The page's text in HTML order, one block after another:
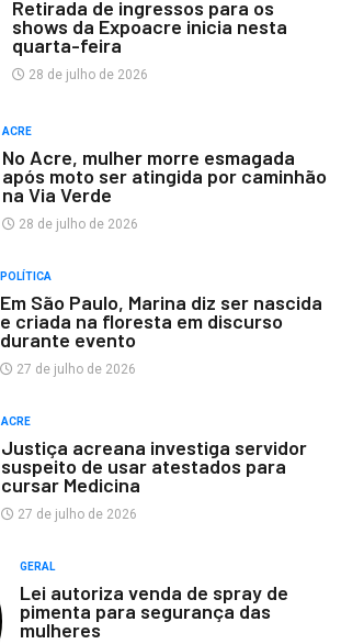
Retirada de ingressos para os
shows da Expoacre inicia nesta
quarta-feira
28 de julho de 2026
ACRE
No Acre, mulher morre esmagada
após moto ser atingida por caminhão
na Via Verde
28 de julho de 2026
POLÍTICA
Em São Paulo, Marina diz ser nascida
e criada na floresta em discurso
durante evento
27 de julho de 2026
ACRE
Justiça acreana investiga servidor
suspeito de usar atestados para
cursar Medicina
27 de julho de 2026
GERAL
Lei autoriza venda de spray de
pimenta para segurança das
mulheres